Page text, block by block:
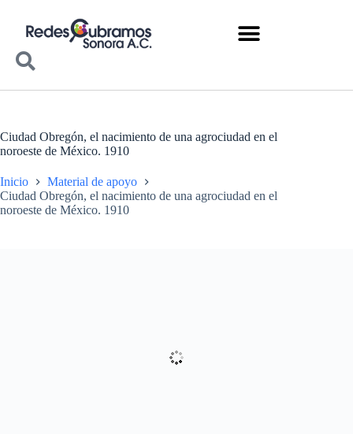
Ciudad Obregón, el nacimiento de una agrociudad en el
noroeste de México. 1910
Inicio
Material de apoyo
Ciudad Obregón, el nacimiento de una agrociudad en el
noroeste de México. 1910